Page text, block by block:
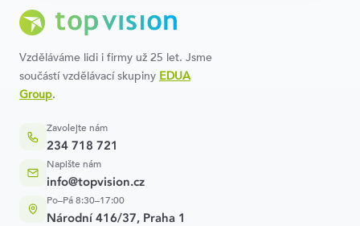
Vzděláváme lidi i firmy už 25 let. Jsme
součástí vzdělávací skupiny EDUA
Group.
Zavolejte nám
234 718 721
Napište nám
info@topvision.cz
Po–Pá 8:30–17:00
Národní 416/37, Praha 1